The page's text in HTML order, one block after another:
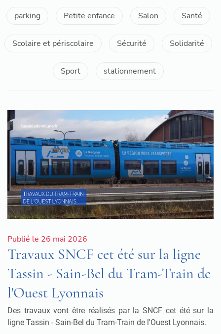
parking Petite enfance Salon Santé
Scolaire et périscolaire Sécurité Solidarité
Sport stationnement
Publié le 26 mai 2026
Travaux SNCF cet été sur la ligne
Tassin - Sain-Bel du Tram-Train de
l'Ouest Lyonnais
Des travaux vont être réalisés par la SNCF cet été sur la
ligne Tassin - Sain-Bel du Tram-Train de l'Ouest Lyonnais.